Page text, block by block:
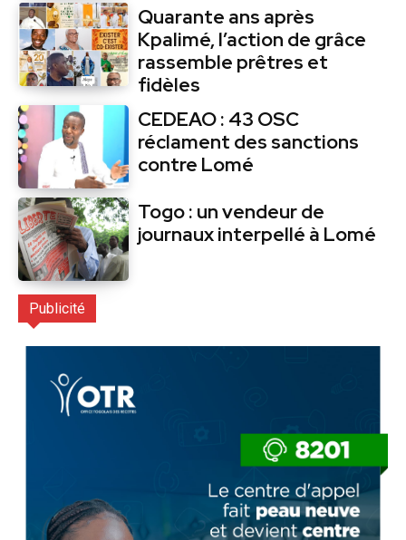
Quarante ans après
Kpalimé, l’action de grâce
rassemble prêtres et
fidèles
CEDEAO : 43 OSC
réclament des sanctions
contre Lomé
Togo : un vendeur de
journaux interpellé à Lomé
Publicité